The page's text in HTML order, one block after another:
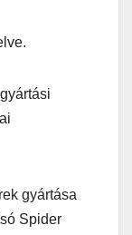
gyártása
Spider